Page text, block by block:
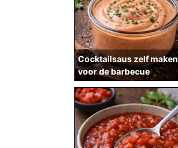
Cocktailsaus zelf maken
voor de barbecue